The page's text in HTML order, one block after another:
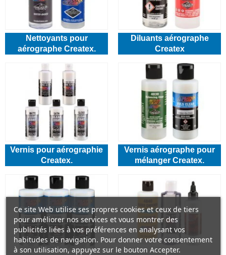
Nettoyants pour
aérographe Createx.
Diluants aérographe
Createx
Vernis pour aérographie
Createx.
Vernis aérographe pour
mélanger Createx.
Ce site Web utilise ses propres cookies et ceux de tiers
pour améliorer nos services et vous montrer des
publicités liées à vos préférences en analysant vos
habitudes de navigation. Pour donner votre consentement
à son utilisation, appuyez sur le bouton Accepter.